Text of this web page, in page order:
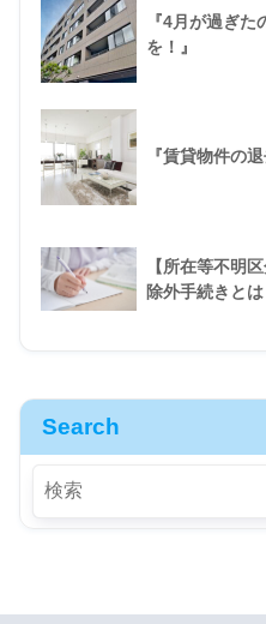
『4月が過ぎ
を！』
『賃貸物件の
【所在等不明
除外手続きとは
Search